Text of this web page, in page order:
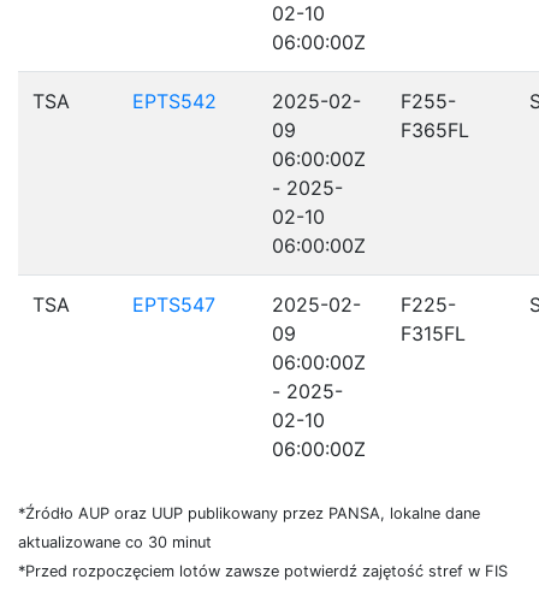
02-10
06:00:00Z
TSA EPTS542
2025-02-
09
06:00:00Z
- 2025-
02-10
06:00:00Z
F255-
F365FL
TSA EPTS547
2025-02-
09
06:00:00Z
- 2025-
02-10
06:00:00Z
F225-
F315FL
*Źródło AUP oraz UUP publikowany przez PANSA, lokalne dane
aktualizowane co 30 minut
*Przed rozpoczęciem lotów zawsze potwierdź zajętość stref w FIS